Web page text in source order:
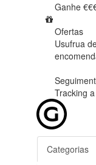
Ganhe
Ofertas
Usufrua
Tracking
Categorias